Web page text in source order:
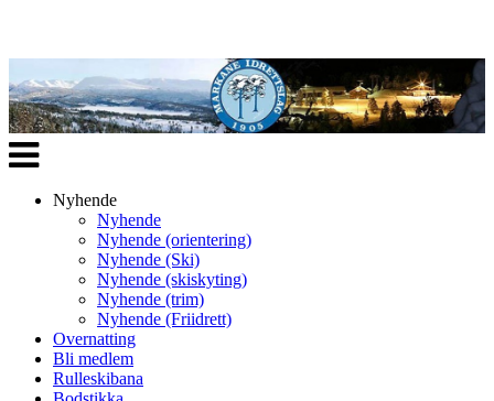
Veksle
navigasjon
Nyhende
Nyhende
Nyhende (orientering)
Nyhende (Ski)
Nyhende (skiskyting)
Nyhende (trim)
Nyhende (Friidrett)
Overnatting
Bli medlem
Rulleskibana